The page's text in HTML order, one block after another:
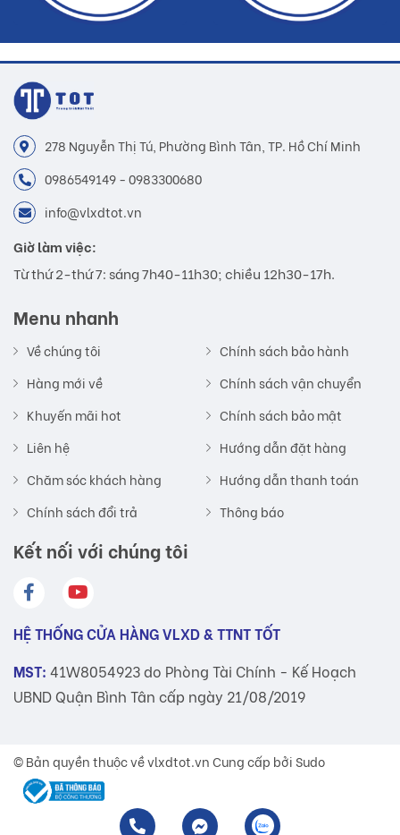
278 Nguyễn Thị Tú, Phường Bình Tân, TP. Hồ Chí Minh
0986549149 - 0983300680
info@vlxdtot.vn
Giờ làm việc:
Từ thứ 2-thứ 7: sáng 7h40-11h30; chiều 12h30-17h.
Menu nhanh
Về chúng tôi
Hàng mới về
Khuyến mãi hot
Liên hệ
Chăm sóc khách hàng
Chính sách đổi trả
Chính sách bảo hành
Chính sách vận chuyển
Chính sách bảo mật
Hướng dẫn đặt hàng
Hướng dẫn thanh toán
Thông báo
Kết nối với chúng tôi
HỆ THỐNG CỬA HÀNG VLXD & TTNT TỐT
MST: 41W8054923 do Phòng Tài Chính - Kế Hoạch
UBND Quận Bình Tân cấp ngày 21/08/2019
© Bản quyền thuộc vềvlxdtot.vnCung cấp bởi Sudo